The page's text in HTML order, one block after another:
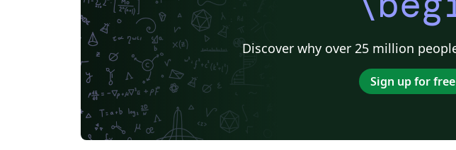
Discover why over 25 million
Sign up for free